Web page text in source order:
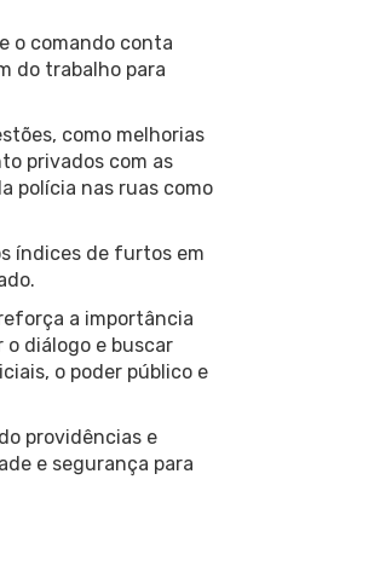
o comando conta
do trabalho para
como melhorias
privados com as
polícia nas ruas como
índices de furtos em
a importância
o diálogo e buscar
o poder público e
providências e
e segurança para